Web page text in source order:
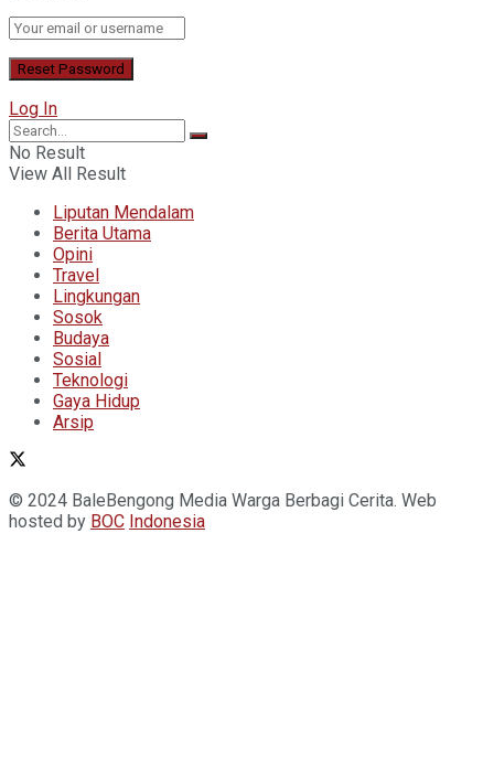
Log In
No Result
View All Result
Liputan Mendalam
Berita Utama
Opini
Travel
Lingkungan
Sosok
Budaya
Sosial
Teknologi
Gaya Hidup
Arsip
© 2024 BaleBengong Media Warga Berbagi Cerita. Web
hosted by BOC Indonesia